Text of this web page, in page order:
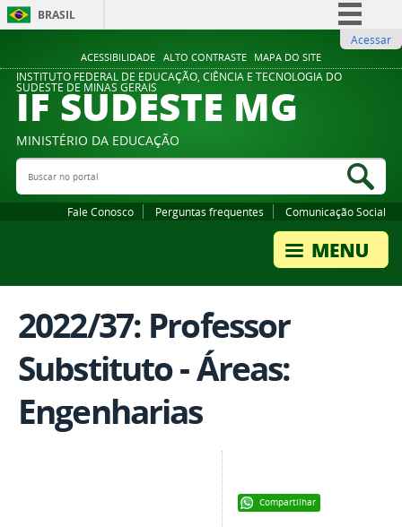
ACESSIBILIDADE ALTO CONTRASTE MAPA DO SITE
BRASIL
Comunica BR
Participe
Legislação
Acessar
INSTITUTO FEDERAL DE EDUCAÇÃO, CIÊNCIA E TECNOLOGIA DO
SUDESTE DE MINAS GERAIS
IF SUDESTE MG
MINISTÉRIO DA EDUCAÇÃO
Buscar no portal
Fale Conosco Perguntas frequentes Comunicação Social
2022/37: Professor
Substituto - Áreas:
Engenharias
Compartilhar